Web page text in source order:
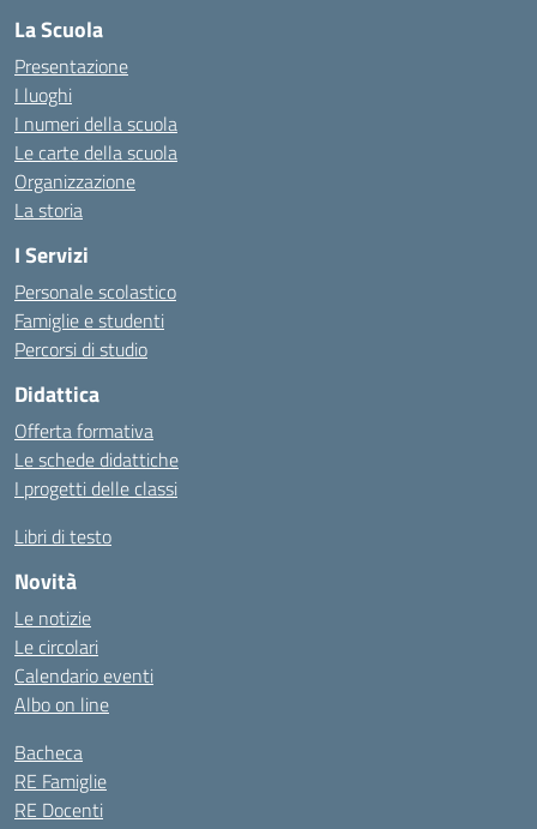
La Scuola
Presentazione
I luoghi
I numeri della scuola
Le carte della scuola
Organizzazione
La storia
I Servizi
Personale scolastico
Famiglie e studenti
Percorsi di studio
Didattica
Offerta formativa
Le schede didattiche
I progetti delle classi
Libri di testo
Novità
Le notizie
Le circolari
Calendario eventi
Albo on line
Bacheca
RE Famiglie
RE Docenti